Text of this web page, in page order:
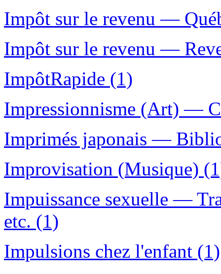
Impôt sur le revenu —
Impôt sur le revenu —
ImpôtRapide (1)
Impressionnisme (Art) —
Imprimés japonais —
Improvisation (Musique)
Impuissance sexuelle —
etc. (1)
Impulsions chez l'enfant (1)